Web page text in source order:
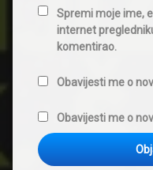
Spremi moje ime,
internet
komentirao.
Obavijesti me o
Obavijesti me o